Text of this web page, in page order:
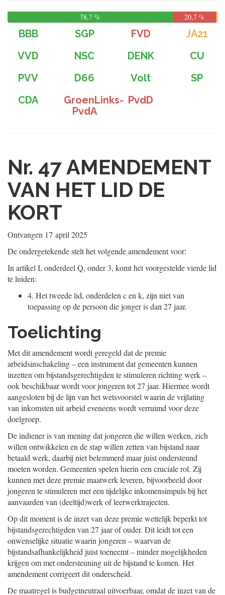
78,7 % 20,7 %
BBB SGP FVD
JA21
VVD
NSC DENK
CU
PVV
D66 Volt
SP
CDA
GroenLinks-
PvdA
PvdD
Nr. 47AMENDEMENT
VAN HET LID DE
KORT
Ontvangen 17 april 2025
De ondergetekende stelt het volgende amendement voor:
In artikel I, onderdeel Q, onder 3, komt het voorgestelde vierde lid
te luiden:
4. Het tweede lid, onderdelen c en k, zijn niet van
toepassing op de persoon die jonger is dan 27 jaar.
Toelichting
Met dit amendement wordt geregeld dat de premie
arbeidsinschakeling – een instrument dat gemeenten kunnen
inzetten om bijstandsgerechtigden te stimuleren richting werk –
ook beschikbaar wordt voor jongeren tot 27 jaar. Hiermee wordt
aangesloten bij de lijn van het wetsvoorstel waarin de vrijlating
van inkomsten uit arbeid eveneens wordt verruimd voor deze
doelgroep.
De indiener is van mening dat jongeren die willen werken, zich
willen ontwikkelen en de stap willen zetten van bijstand naar
betaald werk, daarbij niet belemmerd maar juist ondersteund
moeten worden. Gemeenten spelen hierin een cruciale rol. Zij
kunnen met deze premie maatwerk leveren, bijvoorbeeld door
jongeren te stimuleren met een tijdelijke inkomensimpuls bij het
aanvaarden van (deeltijd)werk of leerwerktrajecten.
Op dit moment is de inzet van deze premie wettelijk beperkt tot
bijstandsgerechtigden van 27 jaar of ouder. Dit leidt tot een
onwenselijke situatie waarin jongeren – waarvan de
bijstandsafhankelijkheid juist toeneemt – minder mogelijkheden
krijgen om met ondersteuning uit de bijstand te komen. Het
amendement corrigeert dit onderscheid.
De maatregel is budgetneutraal uitvoerbaar, omdat de inzet van de